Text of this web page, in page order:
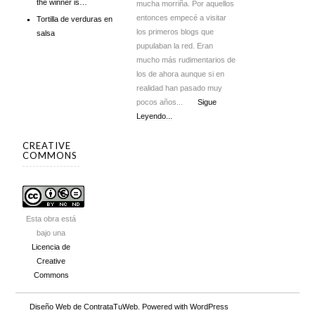
the winner is…
Tortilla de verduras en
salsa
mucha morriña. Por aquellos
entonces empecé a visitar
los primeros blogs que
pupulaban la red. Eran
mucho más rudimentarios de
los de ahora aunque si en
realidad han pasado muy
pocos años... Sigue
Leyendo...
CREATIVE
COMMONS
Esta obra está
bajo una
Licencia de
Creative
Commons
Diseño Web de ContrataTuWeb. Powered withWordPress